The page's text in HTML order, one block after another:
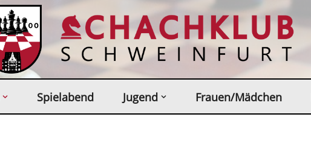
Spielabend Jugend Frauen/Mädchen